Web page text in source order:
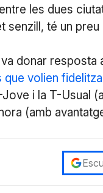
les dues
senzill, té un
donar
que volien
i la T-Usual
(amb